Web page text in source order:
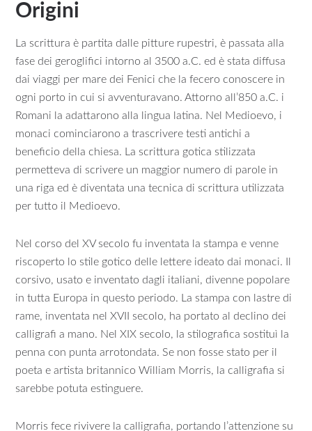
Origini
La scrittura è partita dalle pitture rupestri, è passata alla
fase dei geroglifici intorno al 3500 a.C. ed è stata diffusa
dai viaggi per mare dei Fenici che la fecero conoscere in
ogni porto in cui si avventuravano. Attorno all’850 a.C. i
Romani la adattarono alla lingua latina. Nel Medioevo, i
monaci cominciarono a trascrivere testi antichi a
beneficio della chiesa. La scrittura gotica stilizzata
permetteva di scrivere un maggior numero di parole in
una riga ed è diventata una tecnica di scrittura utilizzata
per tutto il Medioevo.
Nel corso del XV secolo fu inventata la stampa e venne
riscoperto lo stile gotico delle lettere ideato dai monaci. Il
corsivo, usato e inventato dagli italiani, divenne popolare
in tutta Europa in questo periodo. La stampa con lastre di
rame, inventata nel XVII secolo, ha portato al declino dei
calligrafi a mano. Nel XIX secolo, la stilografica sostituì la
penna con punta arrotondata. Se non fosse stato per il
poeta e artista britannico William Morris, la calligrafia si
sarebbe potuta estinguere.
Morris fece rivivere la calligrafia, portando l’attenzione su